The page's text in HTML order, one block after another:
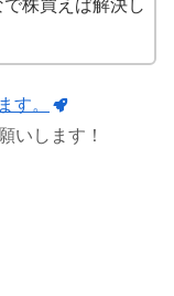
株買えば解決し
す。
いします！